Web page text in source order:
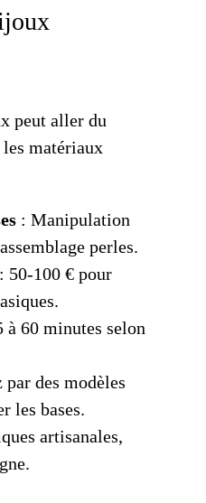
peut aller du
matériaux
: Manipulation
perles.
: 50-100 € pour
à 60 minutes selon
par des modèles
les bases.
artisanales,